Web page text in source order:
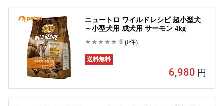
ニュートロ ワイルドレシピ 超小型犬
～小型犬用 成犬用 サーモン 4kg
送料無料
6,980 円
0 (0件)